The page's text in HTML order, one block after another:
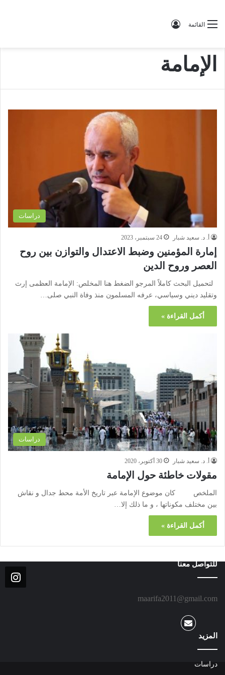
القائمة
الإمامة
دراسات
أ. د. سعيد شبار 24 سبتمبر، 2023
إمارة المؤمنين وضبط الاعتدال والتوازن بين روح
العصر وروح الدين
لتحميل البحث كاملاً المرجو الضغط هنا المخلص: الإمامة العظمى إرث
وتقليد ديني وسياسي، عرفه المسلمون منذ وفاة النبي صلى…
أكمل القراءة »
دراسات
أ. د. سعيد شبار 30 أكتوبر، 2020
مقولات خاطئة حول الإمامة
الملخص كان موضوع الإمامة عبر تاريخ الأمة محط جدال و نقاش
بين مختلف مكوناتها ، و ما ذلك إلا…
أكمل القراءة »
للتواصل معنا
maarifa2011@gmail.com
المزيد
دراسات